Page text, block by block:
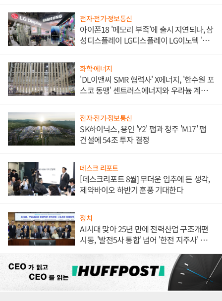
전자·전기·정보통신
아이폰18 '메모리 부족'에 출시 지연되나, 삼
성디스플레이 LG디스플레이 LG이노텍 '탈
화학·에너지
'DL이앤씨 SMR 협력사' X에너지, '한수원 포
스코 동맹' 센트러스에너지와 우라늄 계약
전자·전기·정보통신
SK하이닉스, 용인 'Y2' 팹과 청주 'M17' 팹
건설에 54조 투자 결정
데스크 리포트
[데스크리포트 8월] 무더운 입추에 든 생각,
제약바이오 하반기 훈풍 기대한다
정치
AI시대 맞아 25년 만에 전력산업 구조개편
시동, '발전5사 통합' 넘어 '한전 지주사' 재편